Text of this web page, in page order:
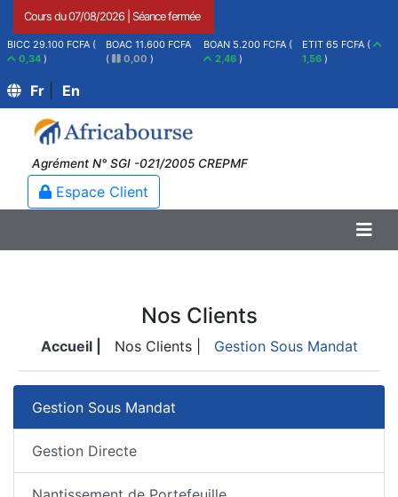
Cours du07/08/2026 Séance fermée
BICC 29.100 FCFA (
0,34 )
BOAC 11.600 FCFA
(
0,00 )
BOAN 5.200 FCFA (
2,46 )
ETIT 65 FCFA (
1,56 )
Fr En
Agrément N° SGI -021/2005 CREPMF
Espace Client
Nos Clients
Accueil | Nos Clients | Gestion Sous Mandat
Gestion Sous Mandat
Gestion Directe